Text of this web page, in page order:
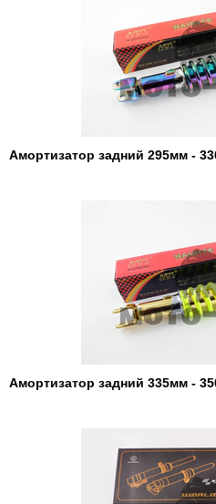
Амортизатор задний 295мм -
Амортизатор задний 335мм -